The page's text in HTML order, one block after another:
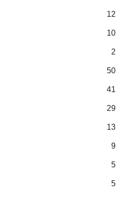
12
10
2
50
41
29
13
9
5
5